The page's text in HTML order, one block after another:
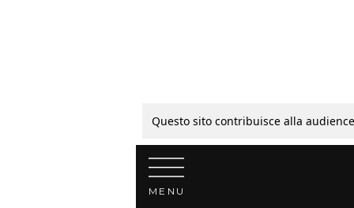
Questo sito contribuisce alla
Vai al contenuto
MENU